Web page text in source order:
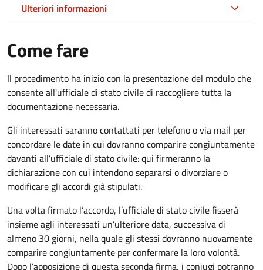
Ulteriori informazioni
Come fare
Il procedimento ha inizio con la presentazione del modulo che
consente all'ufficiale di stato civile di raccogliere tutta la
documentazione necessaria.
Gli interessati saranno contattati per telefono o via mail per
concordare le date in cui dovranno comparire congiuntamente
davanti all’ufficiale di stato civile: qui firmeranno la
dichiarazione con cui intendono separarsi o divorziare o
modificare gli accordi già stipulati.
Una volta firmato l’accordo, l’ufficiale di stato civile fisserà
insieme agli interessati un’ulteriore data, successiva di
almeno 30 giorni, nella quale gli stessi dovranno nuovamente
comparire congiuntamente per confermare la loro volontà.
Dopo l’apposizione di questa seconda firma, i coniugi potranno